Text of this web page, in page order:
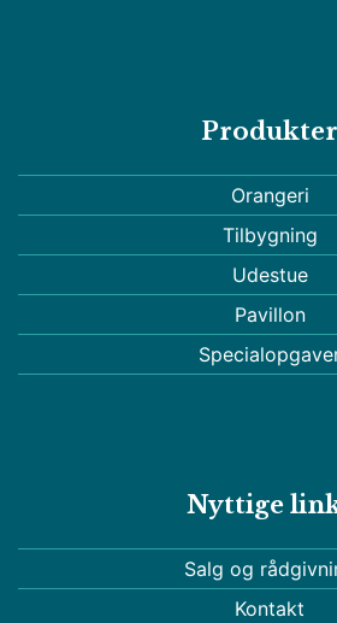
Produkter
Orangeri
Tilbygning
Udestue
Pavillon
Nyttige
Salg og
Kontakt